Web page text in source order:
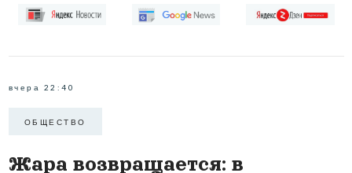
вчера 22:40
ОБЩЕСТВО
Жара возвращается: в